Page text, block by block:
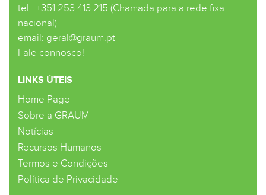
tel. +351 253 413 215 (Chamada para a rede fixa
nacional)
email: geral@graum.pt
Fale connosco!
LINKS ÚTEIS
Home Page
Sobre a GRAUM
Notícias
Recursos Humanos
Termos e Condições
Política de Privacidade